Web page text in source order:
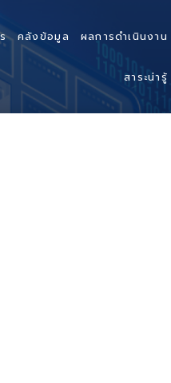
คลังข้อมูล ผลการดำเนินงาน
สาระน่ารู้